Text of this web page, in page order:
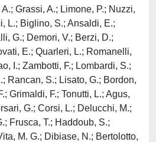
Grassi, A.; Limone, P.; Nuzzi,
L.; Biglino, S.; Ansaldi, E.;
G.; Demori, V.; Berzi, D.;
E.; Quarleri, L.; Romanelli,
I.; Zambotti, F.; Lombardi, S.;
Rancan, S.; Lisato, G.; Bordon,
Grimaldi, F.; Tonutti, L.; Agus,
G.; Corsi, L.; Delucchi, M.;
Frusca, T.; Haddoub, S.;
M. G.; Dibiase, N.; Bertolotto,